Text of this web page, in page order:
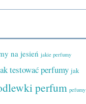
na jesień jakie perfumy
testować perfumy jak
perfum pefumy